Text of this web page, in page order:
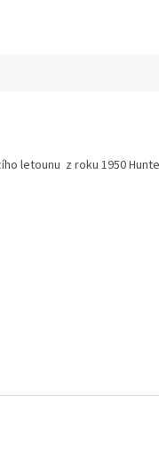
letounu z roku 1950